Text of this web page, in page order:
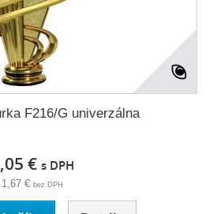
F216/G univerzálna
€ s DPH
1,67 € bez DPH